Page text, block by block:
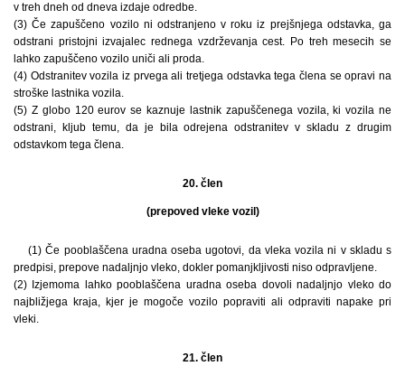
v treh dneh od dneva izdaje odredbe.
(3) Če zapuščeno vozilo ni odstranjeno v roku iz prejšnjega odstavka, ga
odstrani pristojni izvajalec rednega vzdrževanja cest. Po treh mesecih se
lahko zapuščeno vozilo uniči ali proda.
(4) Odstranitev vozila iz prvega ali tretjega odstavka tega člena se opravi na
stroške lastnika vozila.
(5) Z globo 120 eurov se kaznuje lastnik zapuščenega vozila, ki vozila ne
odstrani, kljub temu, da je bila odrejena odstranitev v skladu z drugim
odstavkom tega člena.
20. člen
(prepoved vleke vozil)
(1) Če pooblaščena uradna oseba ugotovi, da vleka vozila ni v skladu s
predpisi, prepove nadaljnjo vleko, dokler pomanjkljivosti niso odpravljene.
(2) Izjemoma lahko pooblaščena uradna oseba dovoli nadaljnjo vleko do
najbližjega kraja, kjer je mogoče vozilo popraviti ali odpraviti napake pri
vleki.
21. člen